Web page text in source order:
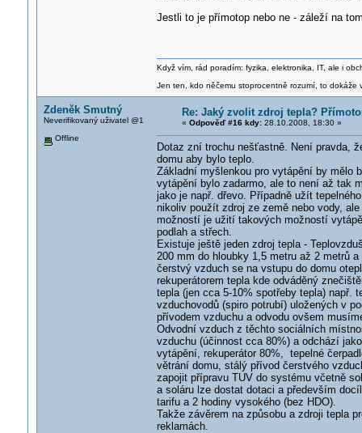
Jestli to je přímotop nebo ne - záleží na
Když vím, rád poradím: fyzika, elektronika, IT, ale i
Jen ten, kdo něčemu stoprocentně rozumí, to dokáže
Zdeněk Smutný
Neverifikovaný uživatel @1
Offline
Re: Jaký zvolit zdroj tepla?
« Odpověď #16 kdy:28.10.2008, 18:30 »
Dotaz zní trochu nešťastně. Není pravda,
domu aby bylo teplo.
Základní myšlenkou pro vytápění by mělo
vytápění bylo zadarmo, ale to není až tak
jako je např. dřevo. Případně užít
nikoliv použít zdroj ze země nebo vody,
možností je užití takových možností
podlah a střech.
Existuje ještě jeden zdroj tepla -
200 mm do hloubky 1,5 metru až 2 metrů
čerstvý vzduch se na vstupu do domu
rekuperátorem tepla kde odváděný
tepla (jen cca 5-10% spotřeby tepla) např.
vzduchovodů (spiro potrubí) uložených v
přívodem vzduchu a odvodu ovšem
Odvodní vzduch z těchto sociálních
vzduchu (účinnost cca 80%) a odchází
vytápění, rekuperátor 80%, tepelné
větrání domu, stálý přívod čerstvého
zapojit přípravu TUV do systému včetně
a soláru lze dostat dotaci a především
tarifu a 2 hodiny vysokého (bez HDO).
Takže závěrem na způsobu a zdroji tepla
reklamách.